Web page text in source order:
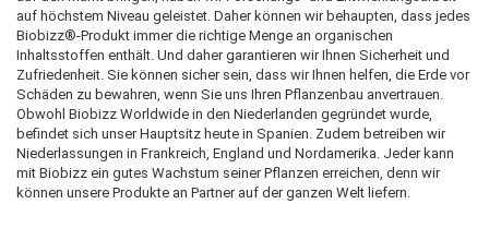
auf höchstem Niveau geleistet. Daher können wir behaupten, dass jedes
Biobizz®-Produkt immer die richtige Menge an organischen
Inhaltsstoffen enthält. Und daher garantieren wir Ihnen Sicherheit und
Zufriedenheit. Sie können sicher sein, dass wir Ihnen helfen, die Erde vor
Schäden zu bewahren, wenn Sie uns Ihren Pflanzenbau anvertrauen.
Obwohl Biobizz Worldwide in den Niederlanden gegründet wurde,
befindet sich unser Hauptsitz heute in Spanien. Zudem betreiben wir
Niederlassungen in Frankreich, England und Nordamerika. Jeder kann
mit Biobizz ein gutes Wachstum seiner Pflanzen erreichen, denn wir
können unsere Produkte an Partner auf der ganzen Welt liefern.